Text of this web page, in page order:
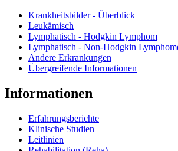
Krankheitsbilder - Überblick
Leukämisch
Lymphatisch - Hodgkin Lymphom
Lymphatisch - Non-Hodgkin
Andere Erkrankungen
Übergreifende Informationen
Informationen
Erfahrungsberichte
Klinische Studien
Leitlinien